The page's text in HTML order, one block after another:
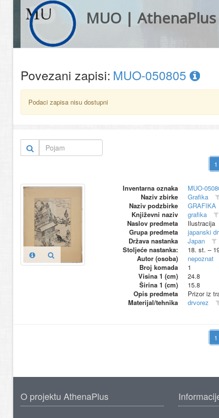
MUO | AthenaPlus
Povezani zapisi: MUO-050805
Podaci zapisa nisu dostupni
Inventarna oznaka
MUO-
Naziv zbirke
Grafika
Naziv podzbirke
GRAFIKA
Književni naziv
grafika
Naslov predmeta
Ilustracija
Grupa predmeta
japanski
Država nastanka
Japan
Stoljeće nastanka:
18. st. –
Autor (osoba)
nepoznat
Broj komada
1
Visina 1 (cm)
24.8
Širina 1 (cm)
15.8
Opis predmeta
Prizor iz
Materijal/tehnika
drvorez
O projektu AthenaPlus